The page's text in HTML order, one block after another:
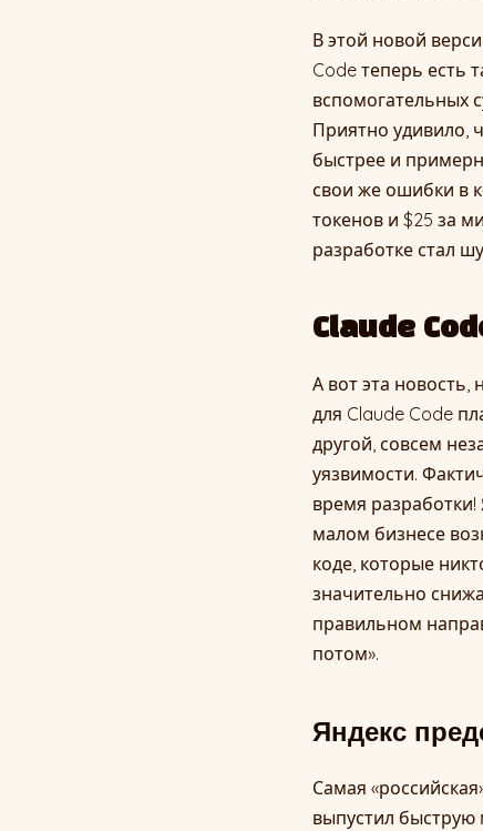
В этой новой
Code теперь есть
вспомогательных
Приятно удивило,
быстрее и
свои же ошибки в
токенов и $25 за
разработке стал
Claude
А вот эта новость,
для Claude Code
другой, совсем
уязвимости.
время
малом бизнесе
коде, которые
значительно
правильном
потом».
Яндекс
Самая
выпустил быструю